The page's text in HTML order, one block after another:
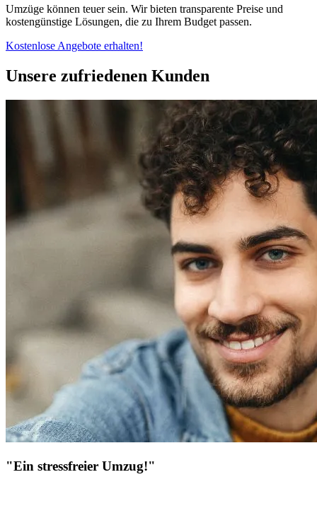
Umzüge können teuer sein. Wir bieten transparente Preise und
kostengünstige Lösungen, die zu Ihrem Budget passen.
Kostenlose Angebote erhalten!
Unsere zufriedenen Kunden
"Ein stressfreier Umzug!"